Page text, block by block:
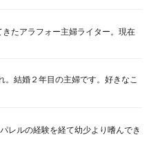
たアラフォー主婦ライター。現在
結婚２年目の主婦です。好きなこ
レルの経験を経て幼少より嗜んでき